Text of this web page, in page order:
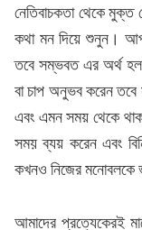
নেতিবাচকতা থেকে
কথা মন দিয়ে শুনুন।
তবে সম্ভবত এর অর্থ
বা চাপ অনুভব করেন
এবং এমন সময় থেকে
সময় ব্যয় করেন এবং
কখনও নিজের মনোবলকে
আমাদের প্রত্যেকেরই